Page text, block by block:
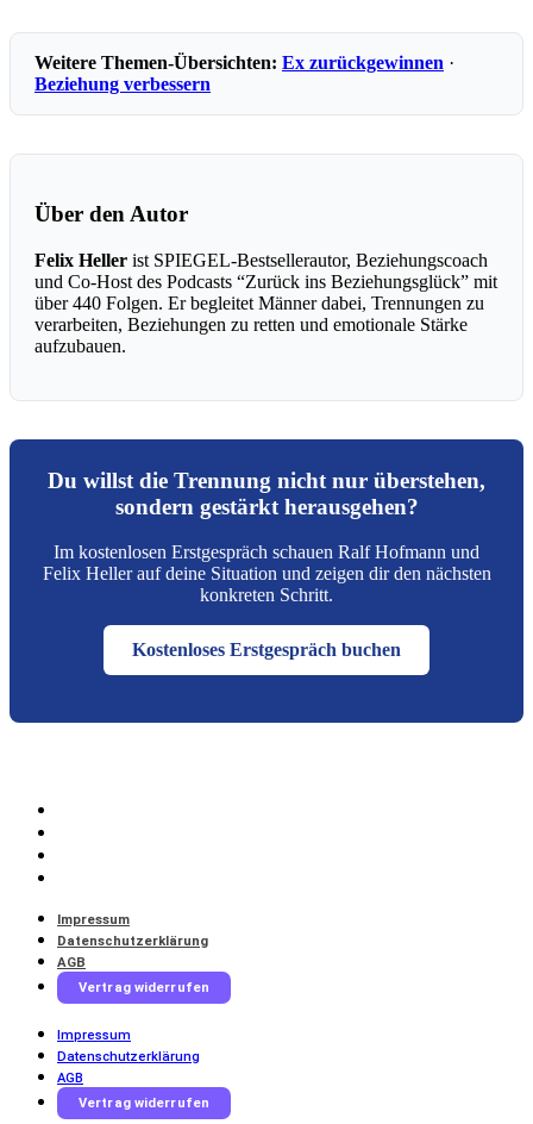
Weitere Themen-Übersichten: Ex zurückgewinnen ·
Beziehung verbessern
Über den Autor
Felix Heller ist SPIEGEL-Bestsellerautor, Beziehungscoach
und Co-Host des Podcasts “Zurück ins Beziehungsglück” mit
über 440 Folgen. Er begleitet Männer dabei, Trennungen zu
verarbeiten, Beziehungen zu retten und emotionale Stärke
aufzubauen.
Du willst die Trennung nicht nur überstehen,
sondern gestärkt herausgehen?
Im kostenlosen Erstgespräch schauen Ralf Hofmann und
Felix Heller auf deine Situation und zeigen dir den nächsten
konkreten Schritt.
Kostenloses Erstgespräch buchen
Impressum
Datenschutzerklärung
AGB
Vertrag widerrufen
Impressum
Datenschutzerklärung
AGB
Vertrag widerrufen